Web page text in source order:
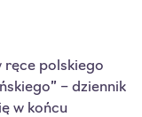
ręce polskiego
– dziennik
w końcu